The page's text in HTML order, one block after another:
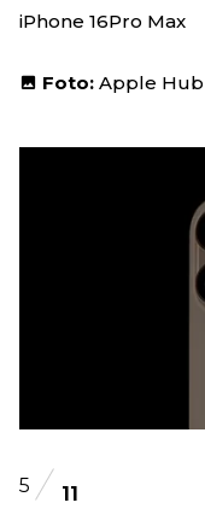
iPhone 16Pro Max
Foto: Apple Hub
5 11